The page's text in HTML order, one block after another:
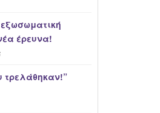
έρευνα!
τρελάθηκαν!”